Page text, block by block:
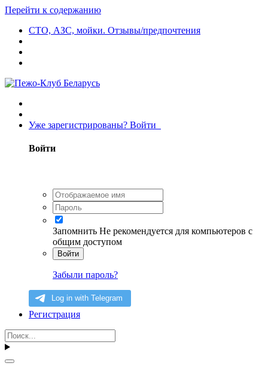
Перейти к содержанию
СТО, АЗС, мойки. Отзывы/предпочтения
Уже зарегистрированы? Войти
Войти
Запомнить Не рекомендуется для компьютеров с
общим доступом
Войти
Забыли пароль?
Регистрация